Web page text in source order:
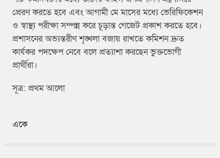
প্রেরণ করতে হবে এবং আগামী মে মাসের মধ্যে ভেরিফিকেশন
ও স্বাস্থ্য পরীক্ষা সম্পন্ন করে চূড়ান্ত গেজেট প্রকাশ করতে হবে।
প্রশাসনের অভ্যন্তরীণ শৃঙ্খলা বজায় রাখতে কমিশন দ্রুত
কার্যকর পদক্ষেপ নেবে বলে প্রত্যাশা করছেন ভুক্তভোগী
প্রার্থীরা।
সূত্র: প্রথম আলো
একে